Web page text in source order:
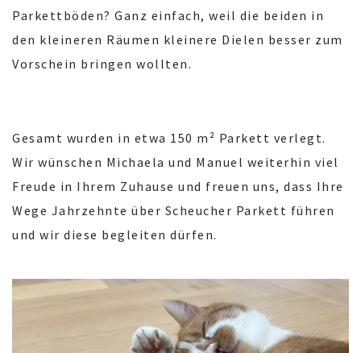
Parkettböden? Ganz einfach, weil die beiden in
den kleineren Räumen kleinere Dielen besser zum
Vorschein bringen wollten.
Gesamt wurden in etwa 150 m² Parkett verlegt.
Wir wünschen Michaela und Manuel weiterhin viel
Freude in Ihrem Zuhause und freuen uns, dass Ihre
Wege Jahrzehnte über Scheucher Parkett führen
und wir diese begleiten dürfen.